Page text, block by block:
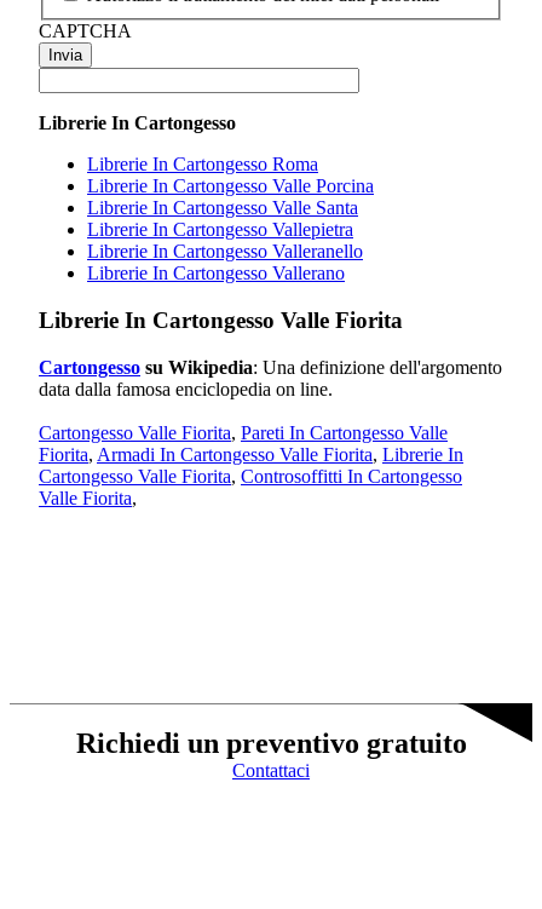
CAPTCHA
Librerie In Cartongesso
Librerie In Cartongesso Roma
Librerie In Cartongesso Valle Porcina
Librerie In Cartongesso Valle Santa
Librerie In Cartongesso Vallepietra
Librerie In Cartongesso Valleranello
Librerie In Cartongesso Vallerano
Librerie In Cartongesso Valle Fiorita
Cartongesso su Wikipedia: Una definizione dell'argomento
data dalla famosa enciclopedia on line.
Cartongesso Valle Fiorita, Pareti In Cartongesso Valle
Fiorita, Armadi In Cartongesso Valle Fiorita, Librerie In
Cartongesso Valle Fiorita, Controsoffitti In Cartongesso
Valle Fiorita,
Richiedi un preventivo gratuito
Contattaci